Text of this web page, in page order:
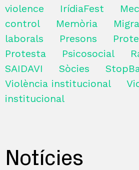
violence
IrídiaFest
control
Memòria
laborals
Presons
Protesta
Psicosocial
SAIDAVI
Sòcies
Violència institucional
institucional
Notícies